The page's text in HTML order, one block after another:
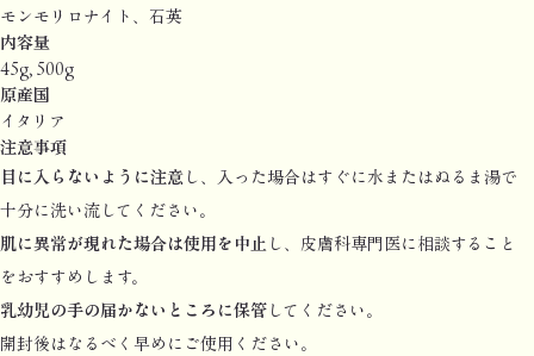
モンモリロナイト、石英
内容量
45g, 500g
原産国
イタリア
注意事項
目に入らないように注意 し、入った場合はすぐに水またはぬるま湯で
十分に洗い流してください。
肌に異常が現れた場合は使用を中止 し、皮膚科専門医に相談すること
をおすすめします。
乳幼児の手の届かないところに保管 してください。
開封後はなるべく早めにご使用ください。